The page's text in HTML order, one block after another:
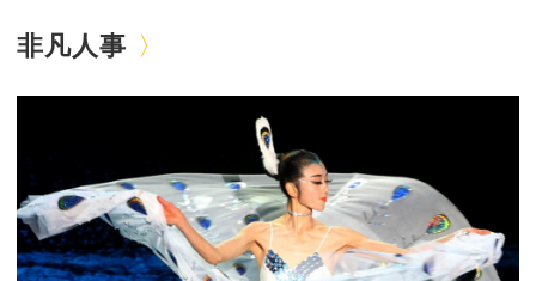
非凡人事